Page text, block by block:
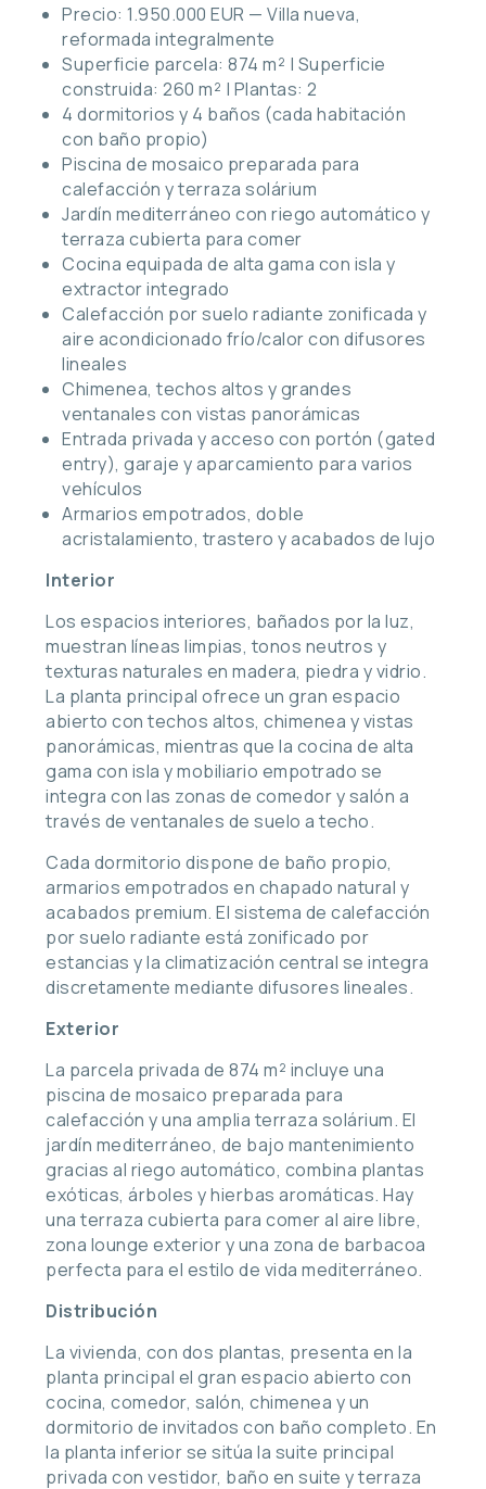
Precio: 1.950.000 EUR — Villa nueva,
reformada integralmente
Superficie parcela: 874 m² | Superficie
construida: 260 m² | Plantas: 2
4 dormitorios y 4 baños (cada habitación
con baño propio)
Piscina de mosaico preparada para
calefacción y terraza solárium
Jardín mediterráneo con riego automático y
terraza cubierta para comer
Cocina equipada de alta gama con isla y
extractor integrado
Calefacción por suelo radiante zonificada y
aire acondicionado frío/calor con difusores
lineales
Chimenea, techos altos y grandes
ventanales con vistas panorámicas
Entrada privada y acceso con portón (gated
entry), garaje y aparcamiento para varios
vehículos
Armarios empotrados, doble
acristalamiento, trastero y acabados de lujo
Interior
Los espacios interiores, bañados por la luz,
muestran líneas limpias, tonos neutros y
texturas naturales en madera, piedra y vidrio.
La planta principal ofrece un gran espacio
abierto con techos altos, chimenea y vistas
panorámicas, mientras que la cocina de alta
gama con isla y mobiliario empotrado se
integra con las zonas de comedor y salón a
través de ventanales de suelo a techo.
Cada dormitorio dispone de baño propio,
armarios empotrados en chapado natural y
acabados premium. El sistema de calefacción
por suelo radiante está zonificado por
estancias y la climatización central se integra
discretamente mediante difusores lineales.
Exterior
La parcela privada de 874 m² incluye una
piscina de mosaico preparada para
calefacción y una amplia terraza solárium. El
jardín mediterráneo, de bajo mantenimiento
gracias al riego automático, combina plantas
exóticas, árboles y hierbas aromáticas. Hay
una terraza cubierta para comer al aire libre,
zona lounge exterior y una zona de barbacoa
perfecta para el estilo de vida mediterráneo.
Distribución
La vivienda, con dos plantas, presenta en la
planta principal el gran espacio abierto con
cocina, comedor, salón, chimenea y un
dormitorio de invitados con baño completo. En
la planta inferior se sitúa la suite principal
privada con vestidor, baño en suite y terraza